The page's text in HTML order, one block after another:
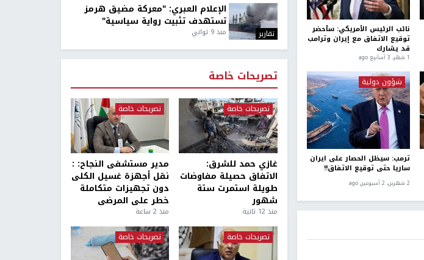
نائب الرئيس الأمريكي: سأحضر
توقيع الاتفاق مع إيران وترامب
قد يشارك
1 شهر، 3 أسابيع ago
شؤون دولية
ترمب: سيظل الحصار على ايران
ساريا حتى توقيع الاتفاق!!
2 شهرين، 2 أسبوعين ago
تقارير
الإعلام العبري: "معركة مضيق هرمز
تستهدف تثبيت رواية سياسية"
منذ 9 ثواني
تصريحات خاصة
تصريحات خاصة
غازي حمد للشرق:
الاتفاق حصيلة مفاوضات
طويلة استمرت ستة
شهور
منذ 12 ثانية
تصريحات خاصة
مدير مستشفى النجاح: :
نقل أجهزة غسيل الكلى
دون تجهيزات متكاملة
خطر على المرضى
منذ 2 ساعة
تصريحات خاصة تصريحات خاصة